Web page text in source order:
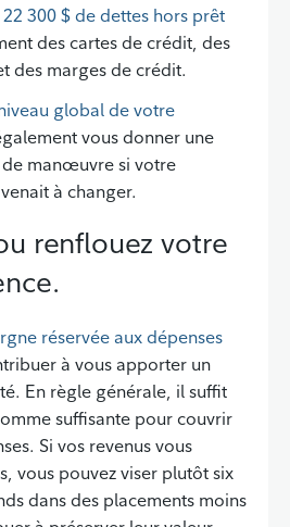
300 $ de dettes hors prêt
des cartes de crédit, des
des marges de crédit.
global de votre
vous donner une
manœuvre si votre
à changer.
renflouez votre
réservée aux dépenses
à vous apporter un
En règle générale, il suffit
suffisante pour couvrir
Si vos revenus vous
vous pouvez viser plutôt six
dans des placements moins